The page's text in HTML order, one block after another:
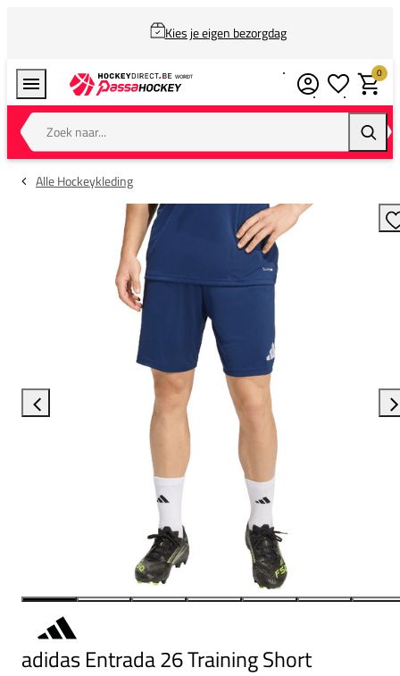
Kies je eigen bezorgdag
Zoek naar...
0
Alle Hockeykleding
adidas Entrada 26 Training Short